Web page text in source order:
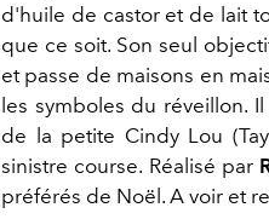
d'huile de castor et de lait
que ce soit. Son seul
et passe de maisons en
les symboles du réveillon.
de la petite Cindy Lou
sinistre course. Réalisé par
préférés de Noël. A voir et